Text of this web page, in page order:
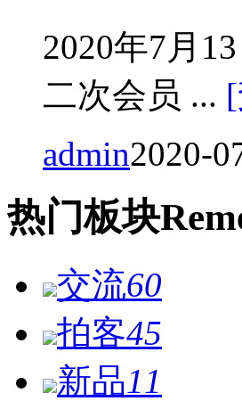
2020年7月
二次会员 ...
admin2020-
热门板块
交流60
拍客45
新品11